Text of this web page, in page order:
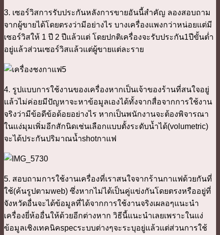
3. เซอร์วิสการรับประกันหลังการขายอันนี้สำคัญ ลองสอบถาม
จากผู้ขายได้โดยตรงว่ามีอย่างไร บางเครื่องแพงกว่าหน่อยแต่มี
เซอร์วิสให้ 1 ปี 2 ปีแล้วแต่ โดยปกติเครื่องจะรับประกัน1ปีขั้นต่ำ
อยู่แล้วส่วนเซอร์วิสแล้วแต่ผู้ขายแต่ละราย
4. รูปแบบการใช้งานของเครื่องหากเป็นเจ้าของร้านที่สนใจอยู่
แล้วไม่ค่อยมีปัญหาจะหาข้อมูลเองได้ทั้งจากสื่อจากการใช้งาน
จริงว่ามีข้อดีข้อด้อยอย่างไร หากเป็นพนักงานจะต้องพิจารณา
ในแง่มุมเพิ่มอีกสักนิดเช่นเลือกแบบตั้งระดับน้ำได้(volumetric)
จะได้ประกันปริมาณน้ำshotกาแฟ
5. สอบถามการใช้งานเครื่องที่เราสนใจจากร้านกาแฟด้วยกันที่
ใช้(ค้นรูปตามweb) ซึ่งหากไม่ได้เป็นคู่แข่งกันโดยตรงหรืออยู่ที่
จังหวัดอื่นจะได้ข้อมูลที่ได้จากการใช้งานจริงเผลอๆแนะนำ
เครื่องยี่ห้ออื่นให้ด้วยอีกต่างหาก วิธีนี้แนะนำเลยเพราะในแง่
ข้อมูลเชิงเทคนิคspecระบบต่างๆจะระบุอยู่แล้วแต่ส่วนการใช้